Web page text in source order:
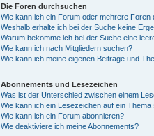
Die Foren durchsuchen
Wie kann ich ein Forum oder mehrere Foren
Weshalb erhalte ich bei der Suche keine
Warum bekomme ich bei der Suche eine
Wie kann ich nach Mitgliedern suchen?
Wie kann ich meine eigenen Beiträge und
Abonnements und Lesezeichen
Was ist der Unterschied zwischen einem
Wie kann ich ein Lesezeichen auf ein
Wie kann ich ein Forum abonnieren?
Wie deaktiviere ich meine Abonnements?